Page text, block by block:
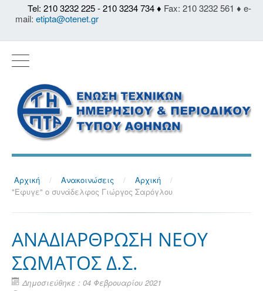
Tel: 210 3232 225 - 210 3234 734 ♦ Fax: 210 3232 561 ♦ e-
mail: etipta@otenet.gr
Αρχική / Ανακοινώσεις / Αρχική
/
"Εφυγε" ο συνάδελφος Γιώργος Σαρόγλου
ΑΝΑΔΙΑΡΘΡΩΣΗ ΝΕΟΥ
ΣΩΜΑΤΟΣ Δ.Σ.
Δημοσιεύθηκε : 04 Φεβρουαρίου 2021